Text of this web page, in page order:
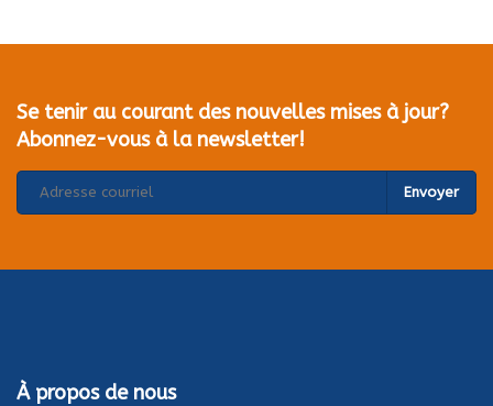
Se tenir au courant des nouvelles mises à jour?
Abonnez-vous à la newsletter!
Envoyer
À propos de nous